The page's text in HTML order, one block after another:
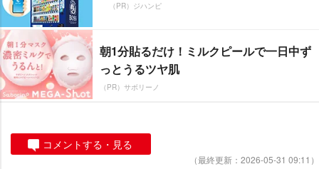
（PR）ジハンピ
朝1分貼るだけ！ミルクピールで一日中ず
っとうるツヤ肌
（PR）サボリーノ
コメントする・見る
（最終更新：2026-05-31 09:11）